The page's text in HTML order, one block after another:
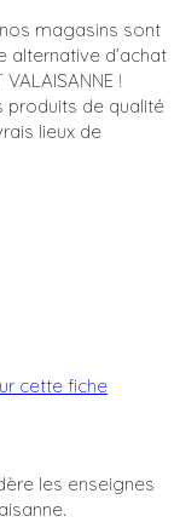
magasins sont
alternative d’achat
!
produits de qualité
lieux de
cette fiche
les enseignes